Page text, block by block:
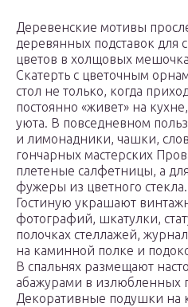
Деревенские мотивы
деревянных подставок для
цветов в холщовых
Скатерть с цветочным
стол не только, когда
постоянно «живет» на
уюта. В повседневном
и лимонадники, чашки,
гончарных мастерских
плетеные салфетницы, а
фужеры из цветного стекла.
Гостиную украшают
фотографий, шкатулки,
полочках стеллажей,
на каминной полке и
В спальнях размещают
абажурами в излюбленных
Декоративные подушки на